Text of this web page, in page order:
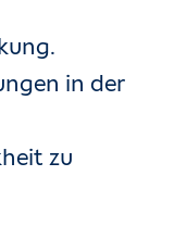
in der
zu